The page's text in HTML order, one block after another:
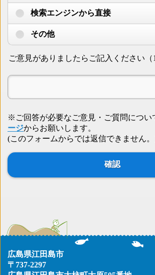
検索エンジンから直接
その他
ご意見がありましたらご記入ください（
※ご回答が必要なご意見・ご質問につい
ージからお願いします。
(このフォームからでは返信できません。
広島県江田島市
〒737-2297